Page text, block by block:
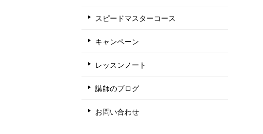
スピードマスターコース
キャンペーン
レッスンノート
講師のブログ
お問い合わせ